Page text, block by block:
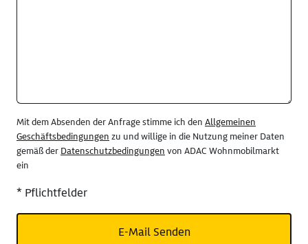
Mit dem Absenden der Anfrage stimme ich den Allgemeinen
Geschäftsbedingungen zu und willige in die Nutzung meiner Daten
gemäß der Datenschutzbedingungen von ADAC Wohnmobilmarkt
ein
* Pflichtfelder
E-Mail Senden